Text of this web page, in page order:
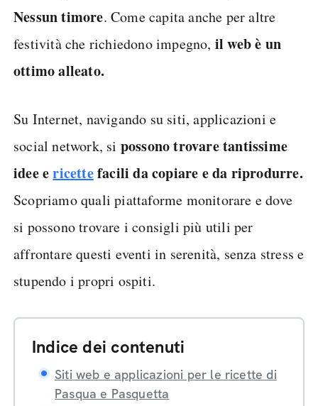
Nessun timore. Come capita anche per altre
festività che richiedono impegno, il web è un
ottimo alleato.
Su Internet, navigando su siti, applicazioni e
social network, si possono trovare tantissime
idee ericettefacili da copiare e da riprodurre.
Scopriamo quali piattaforme monitorare e dove
si possono trovare i consigli più utili per
affrontare questi eventi in serenità, senza stress e
stupendo i propri ospiti.
Indice dei contenuti
Siti web e applicazioni per le ricette di
Pasqua e Pasquetta